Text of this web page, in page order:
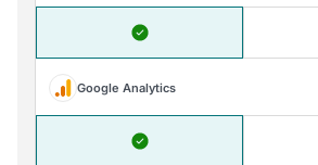
Google Analytics